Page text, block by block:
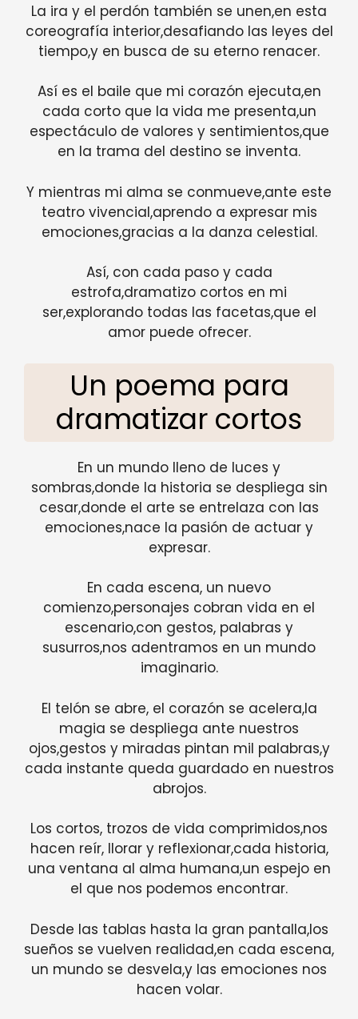
La ira y el perdón también se unen,en esta
coreografía interior,desafiando las leyes del
tiempo,y en busca de su eterno renacer.
Así es el baile que mi corazón ejecuta,en
cada corto que la vida me presenta,un
espectáculo de valores y sentimientos,que
en la trama del destino se inventa.
Y mientras mi alma se conmueve,ante este
teatro vivencial,aprendo a expresar mis
emociones,gracias a la danza celestial.
Así, con cada paso y cada
estrofa,dramatizo cortos en mi
ser,explorando todas las facetas,que el
amor puede ofrecer.
Un poema para
dramatizar cortos
En un mundo lleno de luces y
sombras,donde la historia se despliega sin
cesar,donde el arte se entrelaza con las
emociones,nace la pasión de actuar y
expresar.
En cada escena, un nuevo
comienzo,personajes cobran vida en el
escenario,con gestos, palabras y
susurros,nos adentramos en un mundo
imaginario.
El telón se abre, el corazón se acelera,la
magia se despliega ante nuestros
ojos,gestos y miradas pintan mil palabras,y
cada instante queda guardado en nuestros
abrojos.
Los cortos, trozos de vida comprimidos,nos
hacen reír, llorar y reflexionar,cada historia,
una ventana al alma humana,un espejo en
el que nos podemos encontrar.
Desde las tablas hasta la gran pantalla,los
sueños se vuelven realidad,en cada escena,
un mundo se desvela,y las emociones nos
hacen volar.